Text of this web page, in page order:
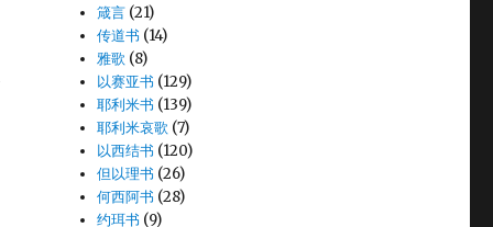
箴言 (21)
传道书 (14)
雅歌 (8)
以赛亚书 (129)
耶利米书 (139)
耶利米哀歌 (7)
以西结书 (120)
但以理书 (26)
何西阿书 (28)
约珥书 (9)